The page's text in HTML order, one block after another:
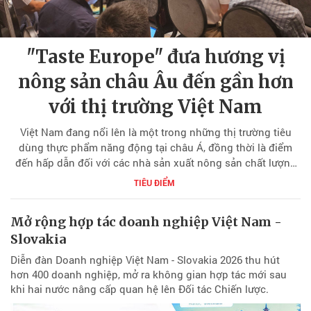
"Taste Europe" đưa hương vị
nông sản châu Âu đến gần hơn
với thị trường Việt Nam
Việt Nam đang nổi lên là một trong những thị trường tiêu
dùng thực phẩm năng động tại châu Á, đồng thời là điểm
đến hấp dẫn đối với các nhà sản xuất nông sản chất lượng
cao trên thế giới. Trong bối cảnh nhu cầu về thực phẩm an
Hương vị Châu Âu!" không chỉ giới thiệu những sản phẩm
đặc trưng của Liên minh châu Âu (EU) mà còn góp phần
thúc đẩy kết nối thương mại và hợp tác giữa doanh nghiệp
châu Âu với thị trường Việt Nam.
TIÊU ĐIỂM
Mở rộng hợp tác doanh nghiệp Việt Nam -
Slovakia
Diễn đàn Doanh nghiệp Việt Nam - Slovakia 2026 thu hút
hơn 400 doanh nghiệp, mở ra không gian hợp tác mới sau
khi hai nước nâng cấp quan hệ lên Đối tác Chiến lược.